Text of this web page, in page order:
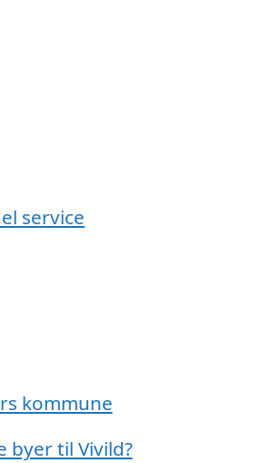
service
kommune
byer til Vivild?